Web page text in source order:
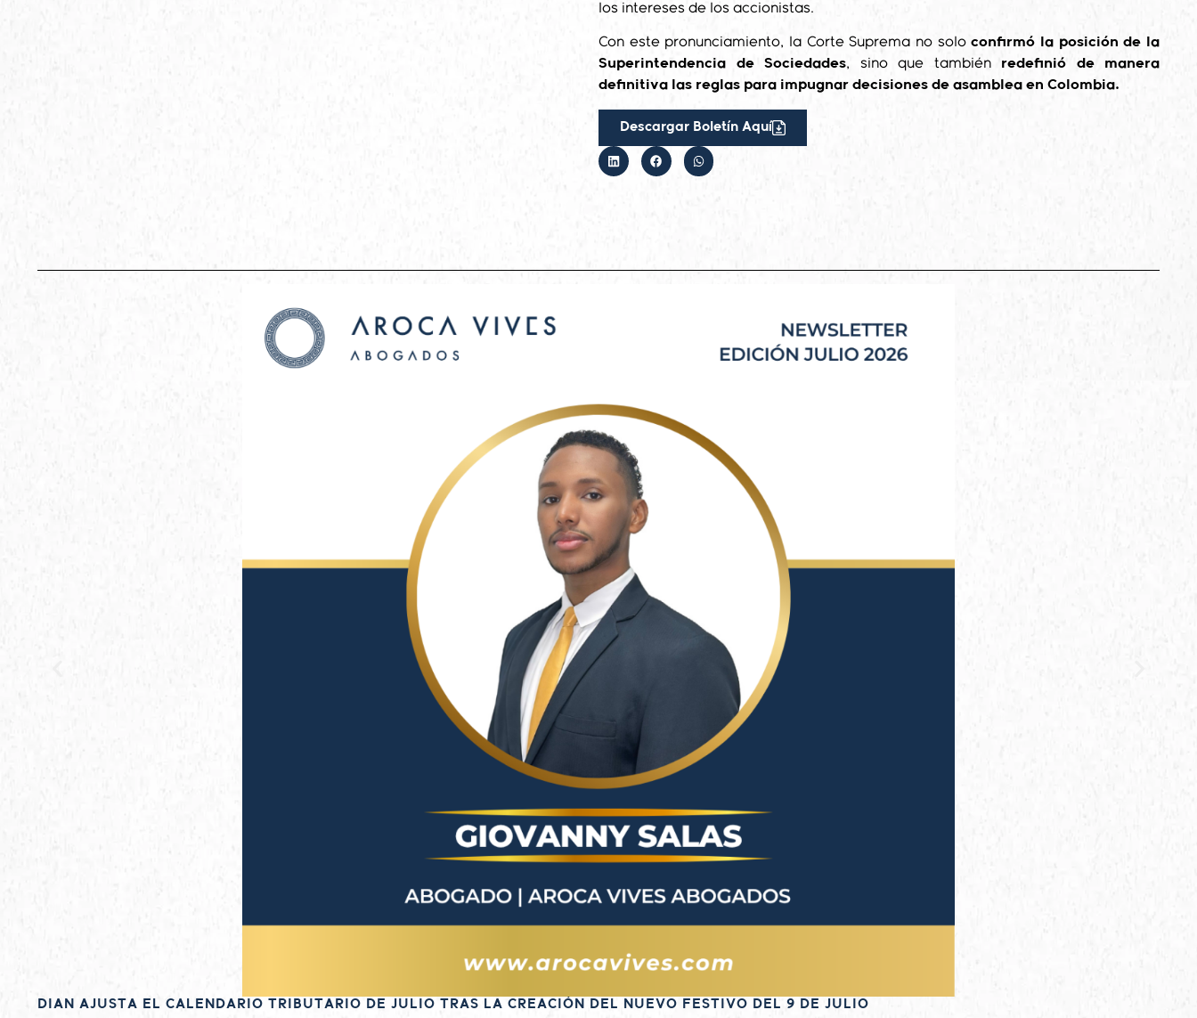
los intereses de los accionistas.
Con este pronunciamiento, la Corte Suprema no soloconfirmó la posición de la
Superintendencia de Sociedades, sino que también redefinió de manera
definitiva las reglas para impugnar decisiones de asamblea en Colombia.
Descargar Boletín Aquí
DIAN AJUSTA EL CALENDARIO TRIBUTARIO DE JULIO TRAS LA CREACIÓN DEL NUEVO FESTIVO DEL 9 DE JULIO